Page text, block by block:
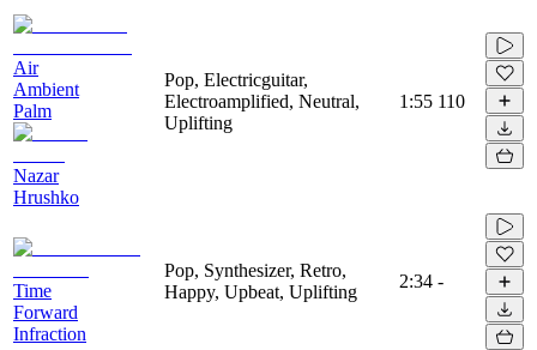
Air
Ambient
Palm
Nazar
Hrushko
Pop, Electricguitar,
Electroamplified, Neutral,
Uplifting
1:55 110
Time
Forward
Infraction
Pop, Synthesizer, Retro,
Happy, Upbeat, Uplifting
2:34 -